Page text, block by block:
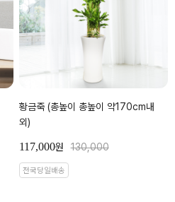
황금죽 (총높이 총높이 약170cm내
외)
117,000원 130,000
전국당일배송